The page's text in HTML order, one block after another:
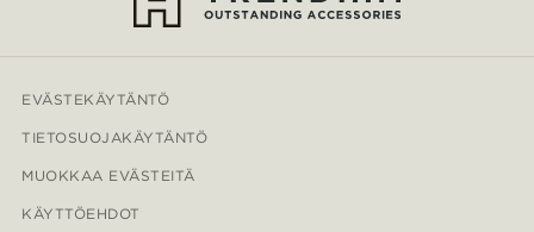
EVÄSTEKÄYTÄNTÖ
TIETOSUOJAKÄYTÄNTÖ
MUOKKAA EVÄSTEITÄ
KÄYTTÖEHDOT